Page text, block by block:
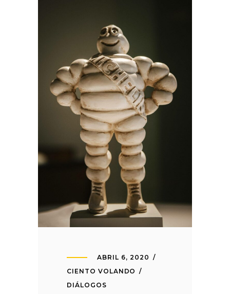
ABRIL 6, 2020
CIENTO VOLANDO
DIÁLOGOS